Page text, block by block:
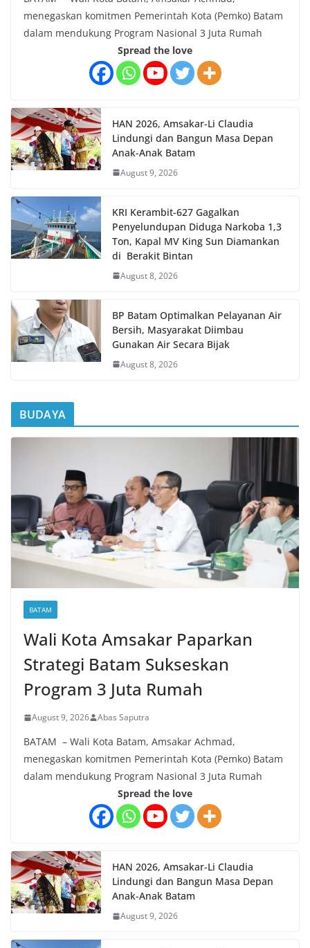
menegaskan komitmen Pemerintah Kota (Pemko) Batam
dalam mendukung Program Nasional 3 Juta Rumah
Spread the love
HAN 2026, Amsakar-Li Claudia
Lindungi dan Bangun Masa Depan
Anak-Anak Batam
August 9, 2026
KRI Kerambit-627 Gagalkan
Penyelundupan Diduga Narkoba 1,3
Ton, Kapal MV King Sun Diamankan
di Berakit Bintan
August 8, 2026
BP Batam Optimalkan Pelayanan Air
Bersih, Masyarakat Diimbau
Gunakan Air Secara Bijak
August 8, 2026
BUDAYA
BATAM
Wali Kota Amsakar Paparkan
Strategi Batam Sukseskan
Program 3 Juta Rumah
August 9, 2026 Abas Saputra
BATAM – Wali Kota Batam, Amsakar Achmad,
menegaskan komitmen Pemerintah Kota (Pemko) Batam
dalam mendukung Program Nasional 3 Juta Rumah
Spread the love
HAN 2026, Amsakar-Li Claudia
Lindungi dan Bangun Masa Depan
Anak-Anak Batam
August 9, 2026